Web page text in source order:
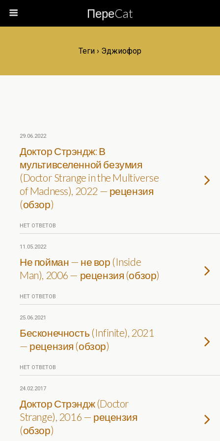
ПереCat
Теги › Эджиофор
29.06.2022
Доктор Стрэндж: В
мультивселенной безумия
(Doctor Strange in the Multiverse
of Madness), 2022 — рецензия
(обзор)
НЕТ ОТВЕТОВ
11.05.2022
Не пойман — не вор (Inside
Man), 2006 — рецензия (обзор)
НЕТ ОТВЕТОВ
25.06.2021
Бесконечность (Infinite), 2021
— рецензия (обзор)
НЕТ ОТВЕТОВ
24.02.2017
Доктор Стрэндж (Doctor
Strange), 2016 — рецензия
(обзор)